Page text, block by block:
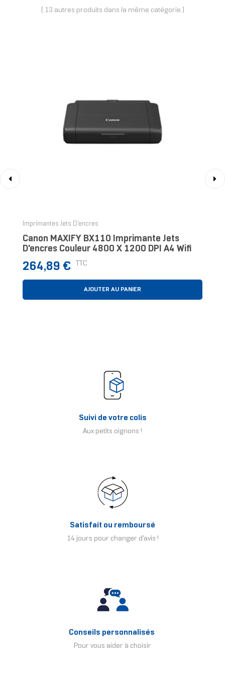
( 13 autres produits dans la même catégorie )
Imprimantes Jets D'encres
Canon MAXIFY BX110 Imprimante Jets
D'encres Couleur 4800 X 1200 DPI A4 Wifi
Prix
264,89 € TTC
AJOUTER AU PANIER
Suivi de votre colis
Aux petits oignons !
Satisfait ou remboursé
14 jours pour changer d'avis !
Conseils personnalisés
Pour vous aider à choisir